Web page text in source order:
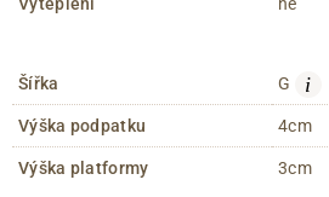
Šířka G i
Výška podpatku 4cm
Výška platformy 3cm